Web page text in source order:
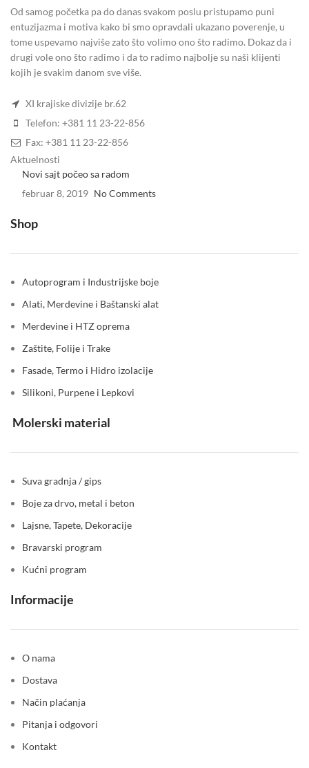
Od samog početka pa do danas svakom poslu pristupamo puni
entuzijazma i motiva kako bi smo opravdali ukazano poverenje, u
tome uspevamo najviše zato što volimo ono što radimo. Dokaz da i
drugi vole ono što radimo i da to radimo najbolje su naši klijenti
kojih je svakim danom sve više.
XI krajiske divizije br.62
Telefon: +381 11 23-22-856
Fax: +381 11 23-22-856
Aktuelnosti
Novi sajt počeo sa radom
februar 8, 2019 No Comments
Shop
Autoprogram i Industrijske boje
Alati, Merdevine i Baštanski alat
Merdevine i HTZ oprema
Zaštite, Folije i Trake
Fasade, Termo i Hidro izolacije
Silikoni, Purpene i Lepkovi
Molerski material
Suva gradnja / gips
Boje za drvo, metal i beton
Lajsne, Tapete, Dekoracije
Bravarski program
Kućni program
Informacije
O nama
Dostava
Način plaćanja
Pitanja i odgovori
Kontakt